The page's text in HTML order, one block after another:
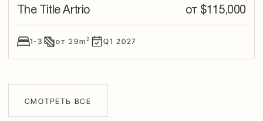
СМОТРЕТЬ ВСЕ
The Title Artrio от $115,000
1-3 от29m2 Q1 2027